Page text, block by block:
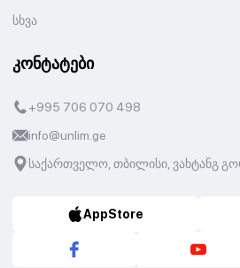
სხვა
კონტატები
+995 706 070 498
info@unlim.ge
საქართველო, თბილისი, ვახტანგ
AppStore